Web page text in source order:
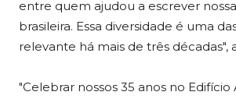
entre quem ajudou a escrever
brasileira. Essa diversidade é uma
relevante há mais de três décadas",
"Celebrar nossos 35 anos no